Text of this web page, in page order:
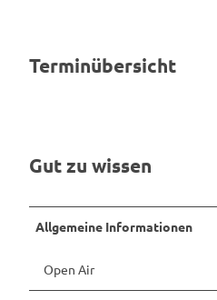
Terminübersicht
Gut zu wissen
Allgemeine Informationen
Open Air